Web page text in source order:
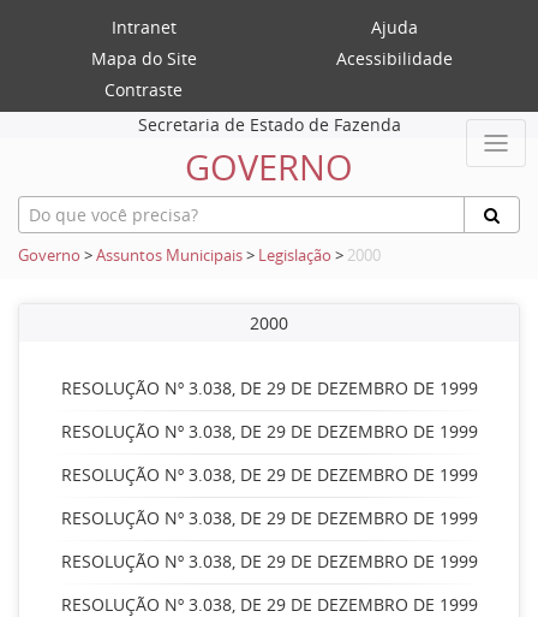
Intranet
Ajuda
Mapa do Site
Acessibilidade
Contraste
Secretaria de Estado de Fazenda
GOVERNO
Governo >Assuntos Municipais> Legislação > 2000
2000
RESOLUÇÃO Nº 3.038, DE 29 DE DEZEMBRO DE 1999
RESOLUÇÃO Nº 3.038, DE 29 DE DEZEMBRO DE 1999
RESOLUÇÃO Nº 3.038, DE 29 DE DEZEMBRO DE 1999
RESOLUÇÃO Nº 3.038, DE 29 DE DEZEMBRO DE 1999
RESOLUÇÃO Nº 3.038, DE 29 DE DEZEMBRO DE 1999
RESOLUÇÃO Nº 3.038, DE 29 DE DEZEMBRO DE 1999